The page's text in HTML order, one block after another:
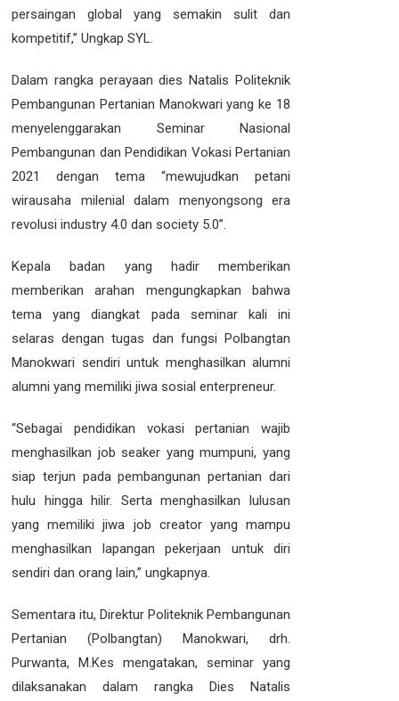
persaingan global yang semakin sulit dan
kompetitif,” Ungkap SYL.
Dalam rangka perayaan dies Natalis Politeknik
Pembangunan Pertanian Manokwari yang ke 18
menyelenggarakan Seminar Nasional
Pembangunan dan Pendidikan Vokasi Pertanian
2021 dengan tema “mewujudkan petani
wirausaha milenial dalam menyongsong era
revolusi industry 4.0 dan society 5.0”.
Kepala badan yang hadir memberikan
memberikan arahan mengungkapkan bahwa
tema yang diangkat pada seminar kali ini
selaras dengan tugas dan fungsi Polbangtan
Manokwari sendiri untuk menghasilkan alumni
alumni yang memiliki jiwa sosial enterpreneur.
“Sebagai pendidikan vokasi pertanian wajib
menghasilkan job seaker yang mumpuni, yang
siap terjun pada pembangunan pertanian dari
hulu hingga hilir. Serta menghasilkan lulusan
yang memiliki jiwa job creator yang mampu
menghasilkan lapangan pekerjaan untuk diri
sendiri dan orang lain,” ungkapnya.
Sementara itu, Direktur Politeknik Pembangunan
Pertanian (Polbangtan) Manokwari, drh.
Purwanta, M.Kes mengatakan, seminar yang
dilaksanakan dalam rangka Dies Natalis